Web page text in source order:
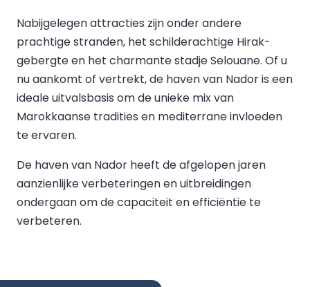
Nabijgelegen attracties zijn onder andere
prachtige stranden, het schilderachtige Hirak-
gebergte en het charmante stadje Selouane. Of u
nu aankomt of vertrekt, de haven van Nador is een
ideale uitvalsbasis om de unieke mix van
Marokkaanse tradities en mediterrane invloeden
te ervaren.
De haven van Nador heeft de afgelopen jaren
aanzienlijke verbeteringen en uitbreidingen
ondergaan om de capaciteit en efficiëntie te
verbeteren.